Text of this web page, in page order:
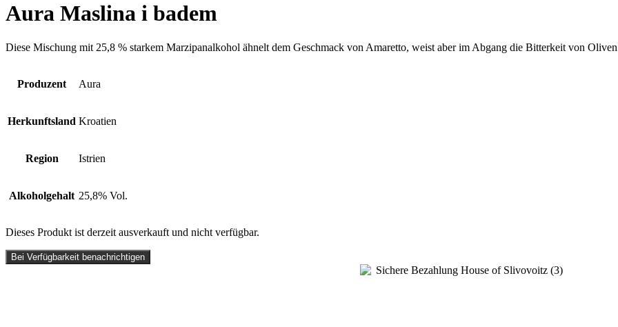
Aura Maslina i badem
Diese Mischung mit 25,8 % starkem Marzipanalkohol ähnelt dem Geschmack von Amaretto, weist aber im Abgang die Bitterkeit von
Produzent Aura
Herkunftsland Kroatien
Region Istrien
Alkoholgehalt 25,8% Vol.
Dieses Produkt ist derzeit ausverkauft und nicht verfügbar.
Bei Verfügbarkeit benachrichtigen